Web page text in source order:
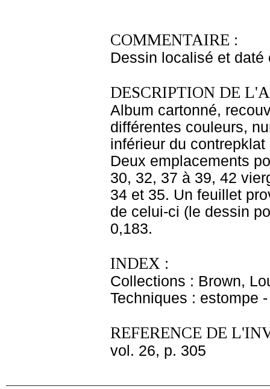
COMMENTAIRE :
Dessin localisé et
DESCRIPTION DE
Album cartonné,
différentes couleurs,
inférieur du
Deux emplacements
30, 32, 37 à 39, 42
34 et 35. Un feuillet
de celui-ci (le dessin
0,183.
INDEX :
Collections : Brown,
Techniques : estompe
REFERENCE DE
vol. 26, p. 305